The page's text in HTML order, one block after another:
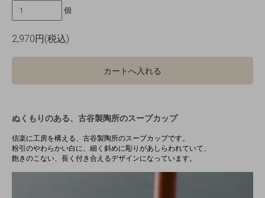
個
2,970円(税込)
カートへ入れる
ぬくもりのある、古谷製陶所のスープカップ
信楽に工房を構える、古谷製陶所のスープカップです。
粉引のやわらかい白に、細く斜めに彫りがあしらわれていて、
飽きのこない、長く付き合えるデザインになっています。